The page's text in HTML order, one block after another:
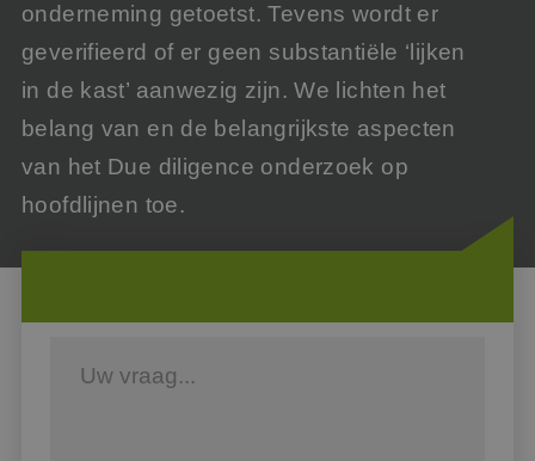
onderneming getoetst. Tevens wordt er
geverifieerd of er geen substantiële ‘lijken
in de kast’ aanwezig zijn. We lichten het
belang van en de belangrijkste aspecten
van het Due diligence onderzoek op
hoofdlijnen toe.